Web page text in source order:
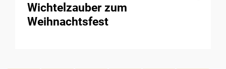
Wichtelzauber zum
Weihnachtsfest